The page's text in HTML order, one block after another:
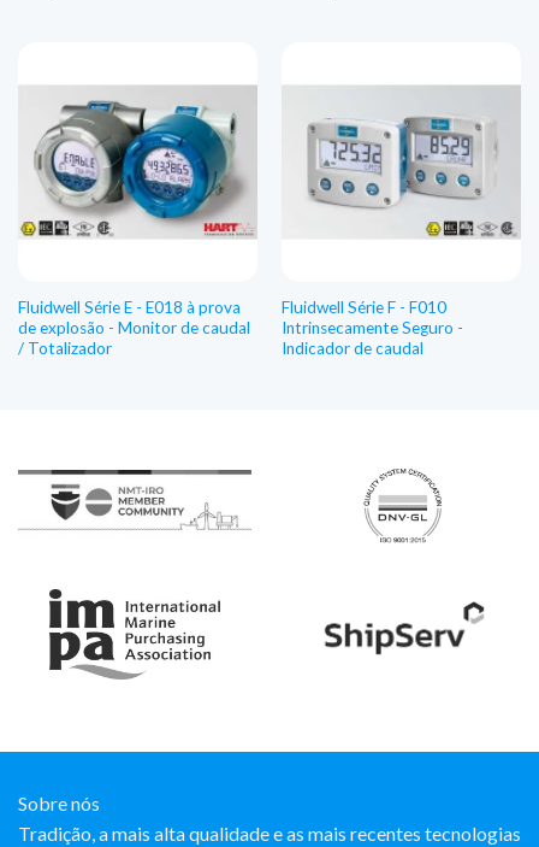
Fluidwell Série E - E018 à prova
de explosão - Monitor de caudal
/ Totalizador
Fluidwell Série F - F010
Intrinsecamente Seguro -
Indicador de caudal
Sobre nós
Tradição, a mais alta qualidade e as mais recentes tecnologias